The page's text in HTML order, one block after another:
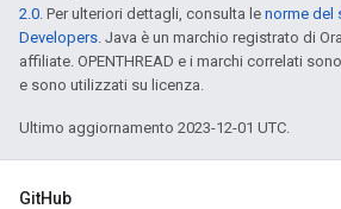
2.0. Per ulteriori dettagli, consulta le norme del
Developers. Java è un marchio registrato di
affiliate. OPENTHREAD e i marchi correlati
e sono utilizzati su licenza.
Ultimo aggiornamento 2023-12-01 UTC.
GitHub